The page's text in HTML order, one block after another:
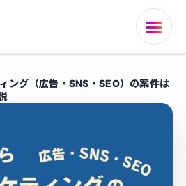
ング（広告・SNS・SEO）の案件は